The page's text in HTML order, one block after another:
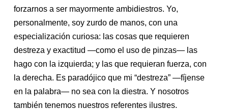
forzarnos a ser mayormente ambidiestros. Yo,
personalmente, soy zurdo de manos, con una
especialización curiosa: las cosas que requieren
destreza y exactitud —como el uso de pinzas— las
hago con la izquierda; y las que requieran fuerza, con
la derecha. Es paradójico que mi “destreza” —fíjense
en la palabra— no sea con la diestra. Y nosotros
también tenemos nuestros referentes ilustres.